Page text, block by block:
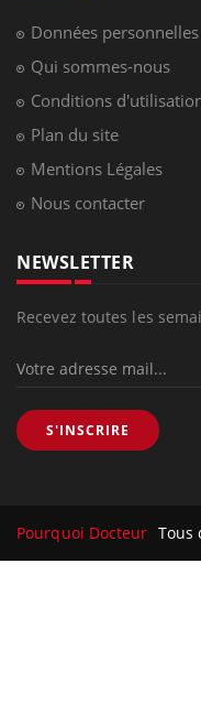
Données
Qui sommes-nous
Conditions
Plan du site
Mentions Légales
Nous contacter
NEWSLETTER
Recevez toutes les
S'INSCRIRE
Pourquoi Docteur Tous